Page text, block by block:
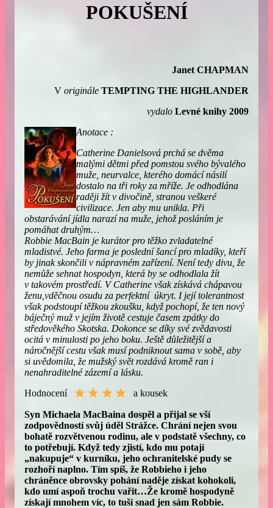
POKUŠENÍ
Janet CHAPMAN
V originále TEMPTING THE HIGHLANDER
vydalo Levné knihy 2009
Anotace :
Catherine Danielsová prchá se dvěma
malými dětmi před pomstou svého bývalého
muže, neurvalce, kterého domácí násilí
dostalo na tři roky za mříže. Je odhodlána
raději žít v divočině, stranou veškeré
civilizace. Jen aby mu unikla. Při
obstarávání jídla narazí na muže, jehož posláním je
pomáhat druhým…
Robbie MacBain je kurátor pro těžko zvladatelné
mladistvé. Jeho farma je poslední šancí pro mladíky, kteří
by jinak skončili v nápravném zařízení. Není tedy divu, že
nemůže sehnat hospodyn, která by se odhodlala žít
v takovém prostředí. V Catherine však získává chápavou
ženu,vděčnou osudu za perfektní úkryt. I její tolerantnost
však podstoupí těžkou zkoušku, když pochopí, že ten nový
báječný muž v jejím životě cestuje časem zpátky do
středověkého Skotska. Dokonce se díky své zvědavosti
ocitá v minulosti po jeho boku. Ještě důležitější a
náročnější cestu však musí podniknout sama v sobě, aby
si uvědomila, že mužský svět rozdává kromě ran i
nenahraditelné zázemí a lásku.
Hodnocení
a kousek
Syn Michaela MacBaina dospěl a přijal se vší
zodpovědností svůj úděl Strážce. Chrání nejen svou
bohatě rozvětvenou rodinu, ale v podstatě všechny, co
to potřebují. Když tedy zjistí, kdo mu potají
„nakupuje“ v kurníku, jeho ochranitelské pudy se
rozhoří naplno. Tím spíš, že Robbieho i jeho
chráněnce obrovsky pohání naděje získat kohokoli,
kdo umí aspoň trochu vařit…Že kromě hospodyně
získají mnohem víc, to tuší snad jen sám Robbie.